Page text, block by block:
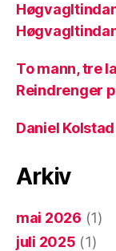
To mann, tre
Reindrenger
Daniel Kolstad
Arkiv
mai 2026 (1)
juli 2025 (1)